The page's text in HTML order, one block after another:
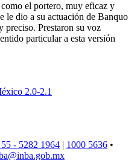
el portero, muy eficaz y
le dio a su actuación de Banquo
preciso. Prestaron su voz
particular a esta versión
2.0-2.1
- 5282 1964 | 1000 5636 •